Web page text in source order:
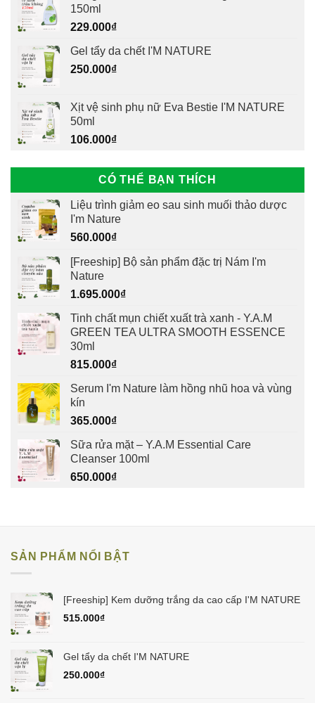
150ml
229.000₫
Gel tẩy da chết I'M NATURE
250.000₫
Xịt vệ sinh phụ nữ Eva Bestie I'M NATURE
50ml
106.000₫
CÓ THỂ BẠN THÍCH
Liệu trình giảm eo sau sinh muối thảo dược
I'm Nature
560.000₫
[Freeship] Bộ sản phẩm đặc trị Nám I'm
Nature
1.695.000₫
Tinh chất mụn chiết xuất trà xanh - Y.A.M
GREEN TEA ULTRA SMOOTH ESSENCE
30ml
815.000₫
Serum I'm Nature làm hồng nhũ hoa và vùng
kín
365.000₫
Sữa rửa mặt – Y.A.M Essential Care
Cleanser 100ml
650.000₫
SẢN PHẨM NỔI BẬT
[Freeship] Kem dưỡng trắng da cao cấp I'M NATURE
515.000₫
Gel tẩy da chết I'M NATURE
250.000₫